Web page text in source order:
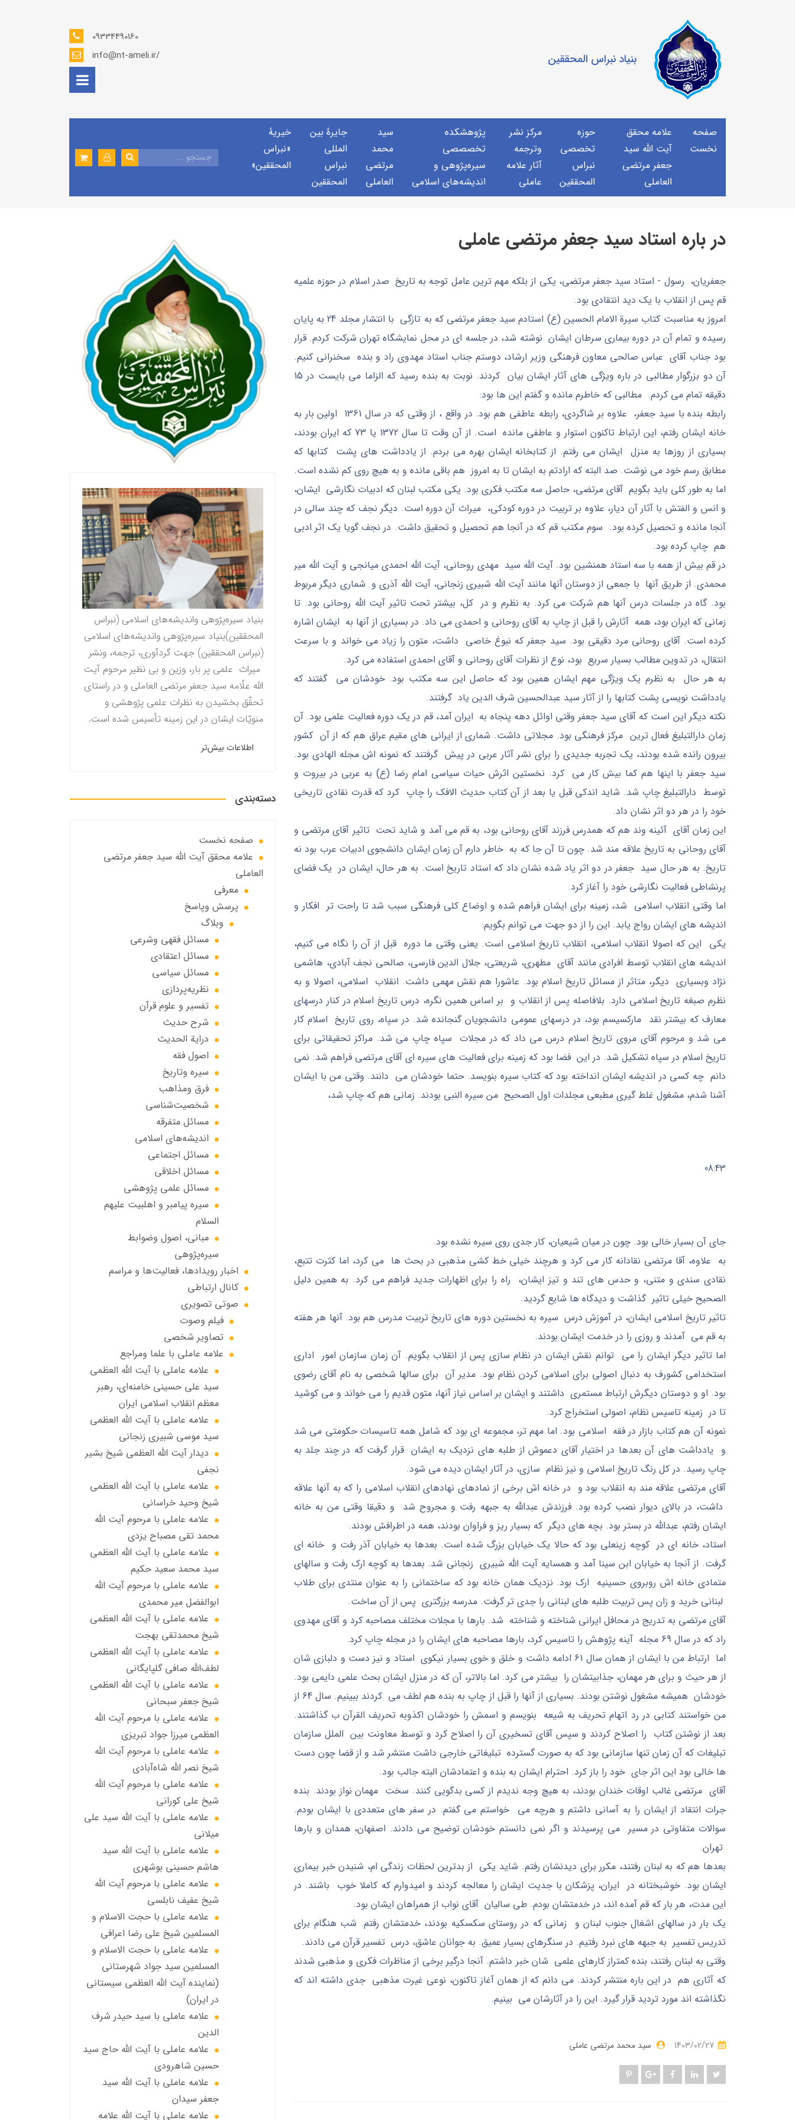
بنیاد نبراس المحققین
09334490160
info@nt-ameli.ir/
صفحه
نخست
علامه محقق
آیت الله سید
جعفر مرتضی
العاملی
حوزه
تخصصی
نبراس
المحققین
مركز نشر
وترجمه
آثار علامه
عاملی
پژوهشكده
تخصصصى
سیره‌پژوهی و
اندیشه‌های اسلامی
سید
محمد
مرتضی
العاملی
جايرهٔ بین
المللی
نبراس
المحققین
خيريهٔ
«نبراس
المحققين»
در باره استاد سید جعفر مرتضی عاملی
جعفریان، رسول - استاد سید جعفر مرتضی، یکی از بلکه مهم ترین عامل توجه به تاریخ صدر اسلام در حوزه علمیه
قم پس از انقلاب با یک دید انتقادی بود.
امروز به مناسبت کتاب سیرة الامام الحسین (ع) استادم سید جعفر مرتضی که به تازگی با انتشار مجلد 24 به پایان
رسیده و تمام آن در دوره بیماری سرطان ایشان نوشته شد، در جلسه ای در محل نمایشگاه تهران شرکت کردم. قرار
بود جناب آقای عباس صالحی معاون فرهنگی وزیر ارشاد، دوستم جناب استاد مهدوی راد و بنده سخنرانی کنیم.
آن دو بزرگوار مطالبی در باره ویژگی های آثار ایشان بیان کردند. نوبت به بنده رسید که الزاما می بایست در 15
دقیقه تمام می کردم. مطالبی که خاطرم مانده و گفتم این ها بود:
رابطه بنده با سید جعفر، علاوه بر شاگردی، رابطه عاطفی هم بود. در واقع ، از وقتی که در سال 1361 اولین بار به
خانه ایشان رفتم، این ارتباط تاکنون استوار و عاطفی مانده است. از آن وقت تا سال 1372 یا 73 که ایران بودند،
بسیاری از روزها به منزل ایشان می رفتم. از کتابخانه ایشان بهره می بردم. از یادداشت های پشت کتابها که
مطابق رسم خود می نوشت. صد البته که ارادتم به ایشان تا به امروز هم باقی مانده و به هیچ روی کم نشده است.
اما به طور کلی باید بگویم آقای مرتضی، حاصل سه مکتب فکری بود. یکی مکتب لبنان که ادبیات نگارشی ایشان،
و انس و الفتش با آثار آن دیار، علاوه بر تربیت در دوره کودکی، میراث آن دوره است. دیگر نجف که چند سالی در
آنجا مانده و تحصیل کرده بود. سوم مکتب قم که در آنجا هم تحصیل و تحقیق داشت. در نجف گویا یک اثر ادبی
هم چاپ کرده بود.
در قم بیش از همه با سه استاد همنشین بود. آیت الله سید مهدی روحانی، آیت الله احمدی میانجی و آیت الله میر
محمدی. از طریق آنها با جمعی از دوستان آنها مانند آیت الله شبیری زنجانی، آیت الله آذری و شماری دیگر مربوط
بود. گاه در جلسات درس آنها هم شرکت می کرد. به نظرم و در کل، بیشتر تحت تاثیر آیت الله روحانی بود. تا
زمانی که ایران بود، همه آثارش را قبل از چاپ به آقای روحانی و احمدی می داد. در بسیاری از آنها به ایشان اشاره
کرده است. آقای روحانی مرد دقیقی بود. سید جعفر که نبوغ خاصی داشت، متون را زیاد می خواند و با سرعت
انتقال، در تدوین مطالب بسیار سریع بود، نوع از نظرات آقای روحانی و آقای احمدی استفاده می کرد.
به هر حال به نظرم یک ویژگی مهم ایشان همین بود که حاصل این سه مکتب بود. خودشان می گفتند که
یادداشت نویسی پشت کتابها را از آثار سید عبدالحسین شرف الدین یاد گرفتند.
نکته دیگر این است که آقای سید جعفر وقتی اوائل دهه پنجاه به ایران آمد، قم در یک دوره فعالیت علمی بود. آن
زمان دارالتبلیغ فعال ترین مرکز فرهنگی بود. مجلاتی داشت. شماری از ایرانی های مقیم عراق هم که از آن کشور
بیرون رانده شده بودند، یک تجربه جدیدی را برای نشر آثار عربی در پیش گرفتند که نمونه اش مجله الهادی بود.
سید جعفر با اینها هم کما بیش کار می کرد. نخستین اثرش حیات سیاسی امام رضا (ع) به عربی در بیروت و
توسط دارالتبلیغ چاپ شد. شاید اندکی قبل یا بعد از آن کتاب حدیث الافک را چاپ کرد که قدرت نقادی تاریخی
خود را در هر دو اثر نشان داد.
این زمان آقای آئینه وند هم که همدرس فرزند آقای روحانی بود، به قم می آمد و شاید تحت تاثیر آقای مرتضی و
آقای روحانی به تاریخ علاقه مند شد. چون تا آن جا که به خاطر دارم آن زمان ایشان دانشجوی ادبیات عرب بود نه
تاریخ. به هر حال سید جعفر در دو اثر یاد شده نشان داد که استاد تاریخ است. به هر حال، ایشان در یک فضای
پرنشاطی فعالیت نگارشی خود را آغاز کرد.
اما وقتی انقلاب اسلامی شد، زمینه برای ایشان فراهم شده و اوضاع کلی فرهنگی سبب شد تا راحت تر افکار و
اندیشه های ایشان رواج یابد. این را از دو جهت می توانم بگویم:
یکی این که اصولا انقلاب اسلامی، انقلاب تاریخ اسلامی است. یعنی وقتی ما دوره قبل از آن را نگاه می کنیم،
اندیشه های انقلاب توسط افرادی مانند آقای مطهری، شریعتی، جلال الدین فارسی، صالحی نجف آبادی، هاشمی
نژاد وبسیاری دیگر، متاثر از مسائل تاریخ اسلام بود. عاشورا هم نقش مهمی داشت. انقلاب اسلامی، اصولا و به
نظرم صبغه تاریخ اسلامی دارد. بلافاصله پس از انقلاب و بر اساس همین نگره، درس تاریخ اسلام در کنار درسهای
معارف که بیشتر نقد مارکسیسم بود، در درسهای عمومی دانشجویان گنجانده شد. در سپاه، روی تاریخ اسلام کار
می شد و مرحوم آقای مروی تاریخ اسلام درس می داد که در مجلات سپاه چاپ می شد. مراکز تحقیقاتی برای
تاریخ اسلام در سپاه تشکیل شد. در این فضا بود که زمینه برای فعالیت های سیره ای آقای مرتضی فراهم شد. نمی
دانم چه کسی در اندیشه ایشان انداخته بود که کتاب سیره بنویسد. حتما خودشان می دانند. وقتی من با ایشان
آشنا شدم، مشغول غلط گیری مطبعی مجلدات اول الصحیح من سیره النبی بودند. زمانی هم که چاپ شد،
08:43
جای آن بسیار خالی بود. چون در میان شیعیان، کار جدی روی سیره نشده بود.
به علاوه، آقا مرتضی نقادانه کار می کرد و هرچند خیلی خط کشی مذهبی در بحث ها می کرد، اما کثرت تتبع،
نقادی سندی و متنی، و حدس های تند و تیز ایشان، راه را برای اظهارات جدید فراهم می کرد. به همین دلیل
الصحیح خیلی تاثیر گذاشت و دیدگاه ها شایع گردید.
تاثیر تاریخ اسلامی ایشان، در آموزش درس سیره به نخستین دوره های تاریخ تربیت مدرس هم بود. آنها هر هفته
به قم می آمدند و روزی را در خدمت ایشان بودند.
اما تاثیر دیگر ایشان را می توانم نقش ایشان در نظام سازی پس از انقلاب بگویم. آن زمان سازمان امور اداری
استخدامی کشورف به دنبال اصولی برای اسلامی کردن نظام بود. مدیر آن برای سالها شخصی به نام آقای رضوی
بود. او و دوستان دیگرش ارتباط مستمری داشتند و ایشان بر اساس نیاز آنها، متون قدیم را می خواند و می کوشید
تا در زمینه تاسیس نظام، اصولی استخراج کرد.
نمونه آن هم کتاب بازار در فقه اسلامی بود. اما مهم تر، مجموعه ای بود که شامل همه تاسیسات حکومتی می شد
و یادداشت های آن بعدها در اختیار آقای دعموش از طلبه های نزدیک به ایشان قرار گرفت که در چند جلد به
چاپ رسید. در کل رنگ تاریخ اسلامی و نیز نظام سازی، در آثار ایشان دیده می شود.
آقای مرتضی علاقه مند به انقلاب بود و در خانه اش برخی از نمادهای نهادهای انقلاب اسلامی را که به آنها علاقه
داشت، در بالای دیوار نصب کرده بود. فرزندش عبدالله به جبهه رفت و مجروح شد و دقیقا وقتی من به خانه
ایشان رفتم، عبدالله در بستر بود. بچه های دیگر که بسیار ریز و فراوان بودند، همه در اطرافش بودند.
استاد، خانه ای در کوچه زینعلی بود که حالا یک خیابان بزرگ شده است. بعدها به خیابان آذر رفت و خانه ای
گرفت. از آنجا به خیابان ابن سینا آمد و همسایه آیت الله شبیری زنجانی شد. بعدها به کوچه ارک رفت و سالهای
متمادی خانه اش روبروی حسینیه ارک بود. نزدیک همان خانه بود که ساختمانی را به عنوان منتدی برای طلاب
لبنانی خرید و زان پس تربیت طلبه های لبنانی را جدی تر گرفت. مدرسه بزرگتری پس از آن ساخت.
آقای مرتضی به تدریج در محافل ایرانی شناخته و شناخته شد. بارها با مجلات مختلف مصاحبه کرد و آقای مهدوی
راد که در سال 69 مجله آینه پژوهش را تاسیس کرد، بارها مصاحبه های ایشان را در مجله چاپ کرد.
اما ارتباط من با ایشان از همان سال 61 ادامه داشت و خلق و خوی بسیار نیکوی استاد و نیز دست و دلبازی شان
از هر حیث و برای هر مهمان، جذابیتشان را بیشتر می کرد. اما بالاتر، آن که در منزل ایشان بحث علمی دایمی بود.
خودشان همیشه مشغول نوشتن بودند. بسیاری از آنها را قبل از چاپ به بنده هم لطف می کردند ببینیم. سال 64 از
من خواستند کتابی در رد اتهام تحریف به شیعه بنویسم و اسمش را خودشان اکذوبه تحریف القرآن ب گذاشتند.
بعد از نوشتن کتاب را اصلاح کردند و سپس آقای تسخیری آن را اصلاح کرد و توسط معاونت بین الملل سازمان
تبلیغات که آن زمان تنها سازمانی بود که به صورت گسترده تبلیغاتی خارجی داشت منتشر شد و از قضا چون دست
ها خالی بود این اثر جای خود را باز کرد. احترام ایشان به بنده و اعتمادشان البته جالب بود.
آقای مرتضی غالب اوقات خندان بودند، به هیچ وجه ندیدم از کسی بدگویی کنند. سخت مهمان نواز بودند. بنده
جرات انتقاد از ایشان را به آسانی داشتم و هرچه می خواستم می گفتم. در سفر های متعددی با ایشان بودم.
سوالات متفاوتی در مسیر می پرسیدند و اگر نمی دانستم خودشان توضیح می دادند. اصفهان، همدان و بارها
تهران.
بعدها هم که به لبنان رفتند، مکرر برای دیدنشان رفتم. شاید یکی از بدترین لحظات زندگی ام، شنیدن خبر بیماری
ایشان بود. خوشبختانه در ایران، پزشکان با جدیت ایشان را معالجه کردند و امیدوارم که کاملا خوب باشند. در
این مدت، هر بار که قم آمده اند، در خدمتشان بودم. طی سالیان آقای نواب از همراهان ایشان بود.
یک بار در سالهای اشغال جنوب لبنان و زمانی که در روستای سکسکیه بودند، خدمتشان رفتم. شب هنگام برای
تدریس تفسیر به جبهه های نبرد رفتیم. در سنگرهای بسیار عمیق. به جوانان عاشق، درس تفسیر قرآن می دادند.
وقتی به لبنان رفتند، بنده کمتراز کارهای علمی شان خبر داشتم. آنجا درگیر برخی از مناظرات فکری و مذهبی شدند
که آثاری هم در این باره منتشر کردند. می دانم که از همان آغاز تاکنون، نوعی غیرت مذهبی جدی داشته اند که
نگذاشته اند مورد تردید قرار گیرد. این را در آثارشان می بینیم.
سید محمد مرتضی عاملی
بنیاد سیره‌پژوهی واندیشه‌های اسلامی (نبراس
المحققين)بنیاد سیره‌پژوهی واندیشه‌های اسلامی
(نبراس المحققين) جهت گردآوری، ترجمه، ونشر
میراث علمی پر بار، وزین و بی نظیر مرحوم آيت
الله علّامه سيد جعفر مرتضى العاملى و در راستاى
تحقّق بخشيدن به نظرات علمى پژوهشى و
منویّات ايشان در این زمینه تأسیس شده است.
اطلاعات بیش‌تر
دسته‌بندی
صفحه نخست
علامه محقق آیت الله سید جعفر مرتضی
العاملی
معرفی
پرسش وپاسخ
وبلاگ
مسائل فقهي وشرعي
مسائل اعتقادی
مسائل سياسي
نظریه‌پردازی
تفسیر و علوم قرآن
شرح حديث
درایة الحديث
اصول فقه
سیره وتاریخ
فرق ومذاهب
شخصیت‌شناسی
مسائل متفرقه
انديشه‌هاي اسلامي
مسائل اجتماعي
مسائل اخلاقي
مسائل علمی پژوهشی
سيره پيامبر و اهلبيت علیهم
السلام
مبانی، اصول وضوابط
سيره‌پژوهی
اخبار رويدادها، فعاليت‌ها و مراسم
كانال ارتباطي
صوتي تصويري
فیلم وصوت
تصاویر شخصی
علامه عاملي با علما ومراجع
علامه عاملي با آیت الله العظمی
سید علی حسینی خامنه‌ای، رهبر
معظم انقلاب اسلامی ایران
علامه عاملي با آيت الله العظمى
سید موسی شبيري زنجاني
ديدار آيت الله العظمى شيخ بشير
نجفي
علامه عاملی با آيت الله العظمى
شيخ وحيد خراساني
علامه عاملی با مرحوم آيت الله
محمد تقي مصباح يزدي
علامه عاملي با آیت الله العظمی
سید محمد سعید حکیم
علامه عاملي با مرحوم آیت الله
ابوالفضل مير محمدي
علامه عاملی با آيت الله العظمى
شيخ محمدتقی بهجت
علامه عاملي با آیت الله العظمی
لطف‌الله صافی گلپایگانی
علامه عاملی با آيت الله العظمى
شيخ جعفر سبحاني
علامه عاملی با مرحوم آيت الله
العظمى ميرزا جواد تبريزي
علامه عاملی با مرحوم آيت الله
شيخ نصر الله شاه‌آبادي
علامه عاملی با مرحوم آيت الله
شيخ علي كوراني
علامه عاملی با آیت الله سيد علي
ميلاني
علامه عاملی با آيت الله سید
هاشم حسینی بوشهری
علامه عاملی با مرحوم آيت الله
شيخ عفيف نابلسي
علامه عاملي با حجت الاسلام و
المسلمین شیخ علی رضا اعرافی
علامه عاملي با حجت الاسلام و
المسلمین سید جواد شهرستانی
(نماینده آیت الله العظمى سیستانی
در ایران)
علامه عاملي با سيد حیدر شرف
الدين
علامه عاملي با آیت‌ الله حاج سید
حسین شاهرودی
علامه عاملي با آیت الله سید
جعفر سيدان
علامه عاملي با آیت الله علامه